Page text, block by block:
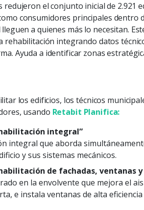
el conjunto inicial de 2.921
consumidores principales dentro
a quienes más lo necesitan.
rehabilitación integrando datos
Ayuda a identificar zonas
los edificios, los técnicos
usando Retabit Planifica:
integral”
integral que aborda
y sus sistemas mecánicos.
de fachadas, ventanas
en la envolvente que mejora el
e instala ventanas de alta eficiencia